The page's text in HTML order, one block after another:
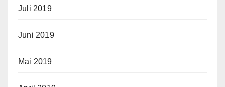
Juli 2019
Juni 2019
Mai 2019